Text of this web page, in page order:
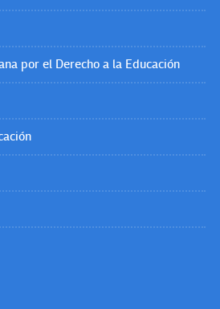
por el Derecho a la Educación